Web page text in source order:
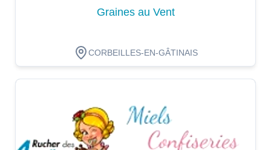
Graines au Vent
CORBEILLES-EN-GÂTINAIS